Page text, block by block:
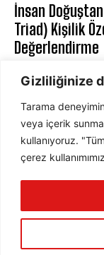
Gizliliğinize
Tarama
veya içerik
kullanıyoruz.
çerez
İnsan
Triad) Kişilik
Değerlendirme
ABONE OL